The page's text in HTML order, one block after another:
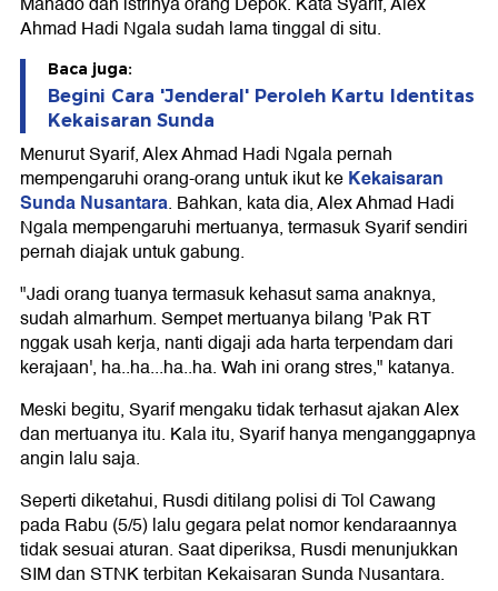
Ahmad Hadi Ngala sudah lama tinggal di situ.
Baca juga:
Begini Cara 'Jenderal' Peroleh Kartu Identitas
Kekaisaran Sunda
Menurut Syarif, Alex Ahmad Hadi Ngala pernah
mempengaruhi orang-orang untuk ikut keKekaisaran
Sunda Nusantara. Bahkan, kata dia, Alex Ahmad Hadi
Ngala mempengaruhi mertuanya, termasuk Syarif sendiri
pernah diajak untuk gabung.
"Jadi orang tuanya termasuk kehasut sama anaknya,
sudah almarhum. Sempet mertuanya bilang 'Pak RT
nggak usah kerja, nanti digaji ada harta terpendam dari
kerajaan', ha..ha...ha..ha. Wah ini orang stres," katanya.
Meski begitu, Syarif mengaku tidak terhasut ajakan Alex
dan mertuanya itu. Kala itu, Syarif hanya menganggapnya
angin lalu saja.
Seperti diketahui, Rusdi ditilang polisi di Tol Cawang
pada Rabu (5/5) lalu gegara pelat nomor kendaraannya
tidak sesuai aturan. Saat diperiksa, Rusdi menunjukkan
SIM dan STNK terbitan Kekaisaran Sunda Nusantara.